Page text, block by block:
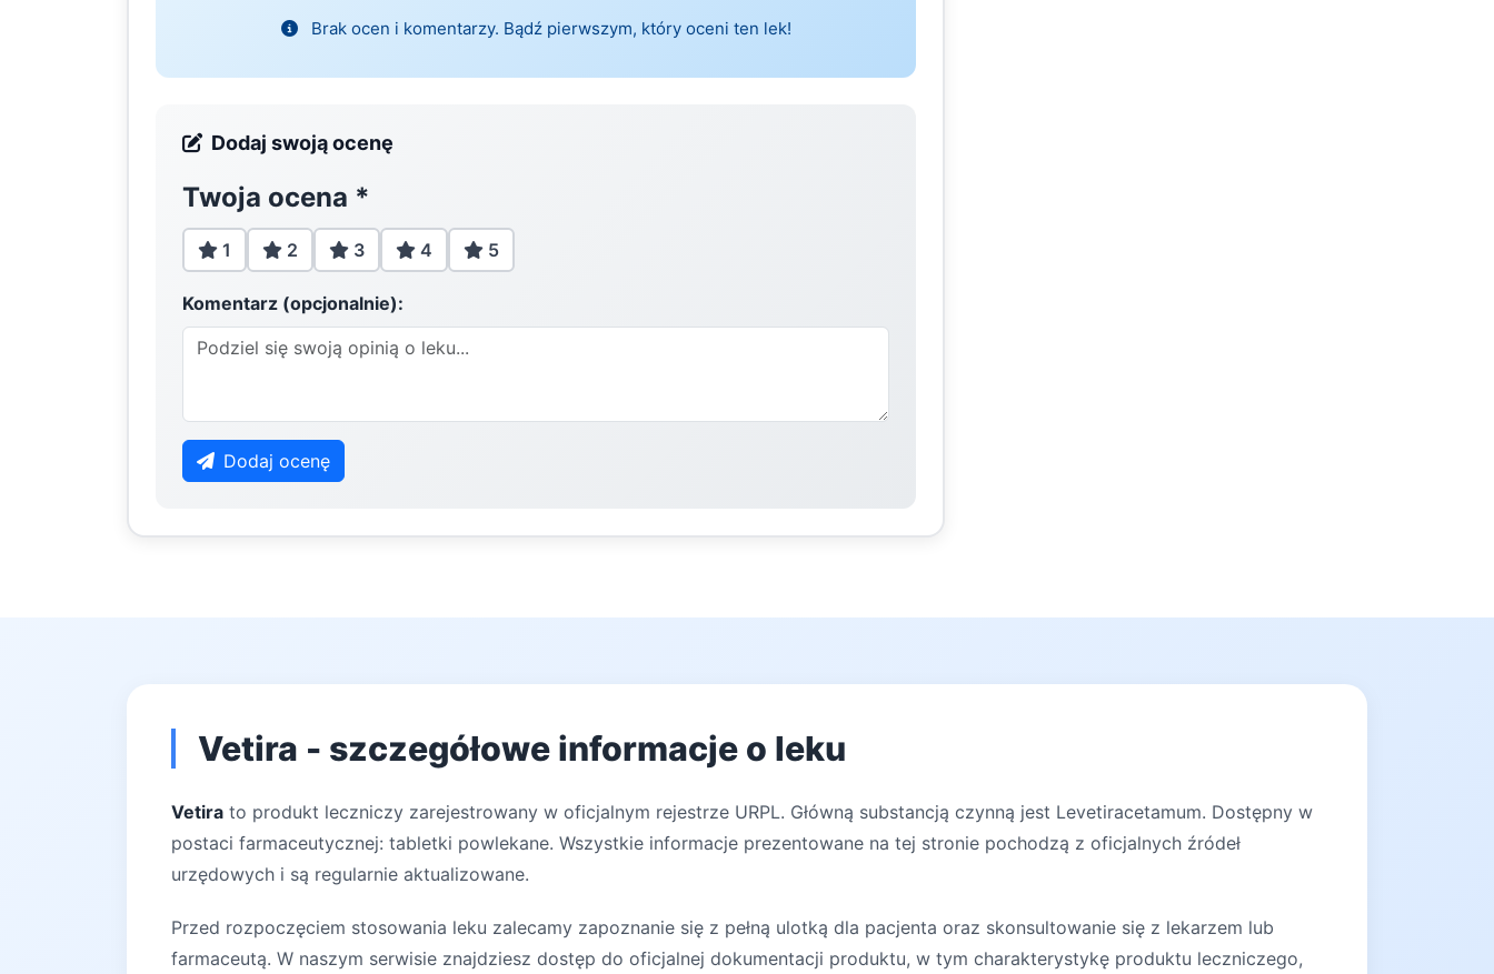
Brak ocen i komentarzy. Bądź pierwszym, który oceni ten lek!
Dodaj swoją ocenę
Twoja ocena *
1 2 3 4 5
Komentarz (opcjonalnie):
Dodaj ocenę
Vetira - szczegółowe informacje o leku
Vetira to produkt leczniczy zarejestrowany w oficjalnym rejestrze URPL. Główną substancją czynną jest Levetiracetamum. Dostępny w
postaci farmaceutycznej: tabletki powlekane. Wszystkie informacje prezentowane na tej stronie pochodzą z oficjalnych źródeł
urzędowych i są regularnie aktualizowane.
Przed rozpoczęciem stosowania leku zalecamy zapoznanie się z pełną ulotką dla pacjenta oraz skonsultowanie się z lekarzem lub
farmaceutą. W naszym serwisie znajdziesz dostęp do oficjalnej dokumentacji produktu, w tym charakterystykę produktu leczniczego,